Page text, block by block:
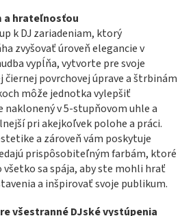
a hrateľnosťou
k DJ zariadeniam, ktorý
zvyšovať úroveň elegancie v
vypĺňa, vytvorte pre svoje
povrchovej úprave a štrbinám
môže jednotka vylepšiť
v 5-stupňovom uhle a
pri akejkoľvek polohe a práci.
a zároveň vám poskytuje
prispôsobiteľným farbám, ktoré
sa spája, aby ste mohli hrať
a inšpirovať svoje publikum.
všestranné DJské vystúpenia